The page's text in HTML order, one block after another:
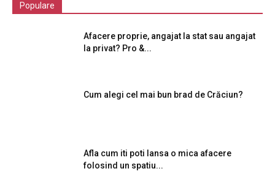
Populare
Afacere proprie, angajat la stat sau angajat
la privat? Pro &...
Cum alegi cel mai bun brad de Crăciun?
Afla cum iti poti lansa o mica afacere
folosind un spatiu...